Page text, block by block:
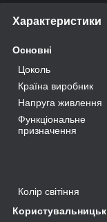
Характеристики
Основні
Цоколь
Країна виробник
Напруга живлення
Функціональне
призначення
Колір світіння